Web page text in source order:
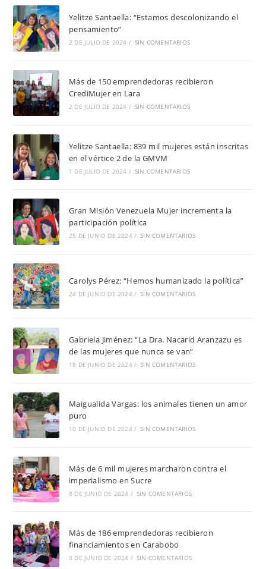
Yelitze Santaella: “Estamos descolonizando el
pensamiento”
2 DE JULIO DE 2024 / SIN COMENTARIOS
Más de 150 emprendedoras recibieron
CrediMujer en Lara
2 DE JULIO DE 2024 / SIN COMENTARIOS
Yelitze Santaella: 839 mil mujeres están inscritas
en el vértice 2 de la GMVM
1 DE JULIO DE 2024 / SIN COMENTARIOS
Gran Misión Venezuela Mujer incrementa la
participación política
25 DE JUNIO DE 2024 / SIN COMENTARIOS
Carolys Pérez: “Hemos humanizado la política”
24 DE JUNIO DE 2024 / SIN COMENTARIOS
Gabriela Jiménez: “La Dra. Nacarid Aranzazu es
de las mujeres que nunca se van”
18 DE JUNIO DE 2024 / SIN COMENTARIOS
Maigualida Vargas: los animales tienen un amor
puro
10 DE JUNIO DE 2024 / SIN COMENTARIOS
Más de 6 mil mujeres marcharon contra el
imperialismo en Sucre
8 DE JUNIO DE 2024 / SIN COMENTARIOS
Más de 186 emprendedoras recibieron
financiamientos en Carabobo
8 DE JUNIO DE 2024 / SIN COMENTARIOS